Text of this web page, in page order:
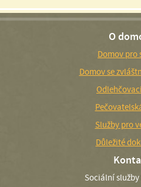
O
Domov pro
Domov se
Služby pro
Důležité
Sociální